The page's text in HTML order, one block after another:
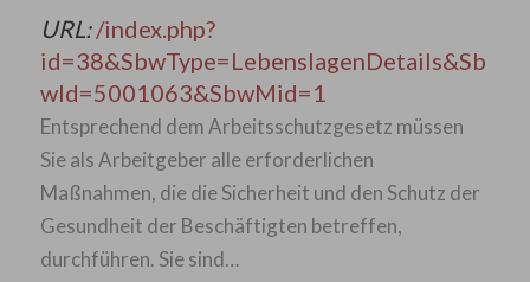
URL:/index.php?
id=38&SbwType=LebenslagenDetails&Sb
wId=5001063&SbwMid=1
Entsprechend dem Arbeitsschutzgesetz müssen
Sie als Arbeitgeber alle erforderlichen
Maßnahmen, die die Sicherheit und den Schutz der
Gesundheit der Beschäftigten betreffen,
durchführen. Sie sind…